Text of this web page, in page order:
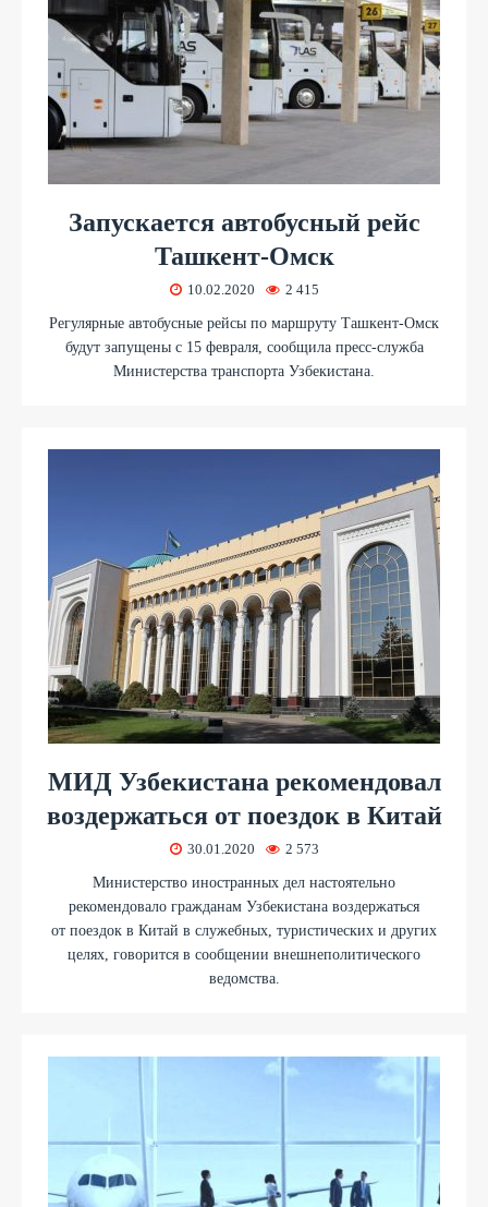
Запускается автобусный рейс
Ташкент-Омск
10.02.2020 2 415
Регулярные автобусные рейсы по маршруту Ташкент-Омск
будут запущены с 15 февраля, сообщила пресс-служба
Министерства транспорта Узбекистана.
МИД Узбекистана рекомендовал
воздержаться от поездок в Китай
30.01.2020 2 573
Министерство иностранных дел настоятельно
рекомендовало гражданам Узбекистана воздержаться
от поездок в Китай в служебных, туристических и других
целях, говорится в сообщении внешнеполитического
ведомства.